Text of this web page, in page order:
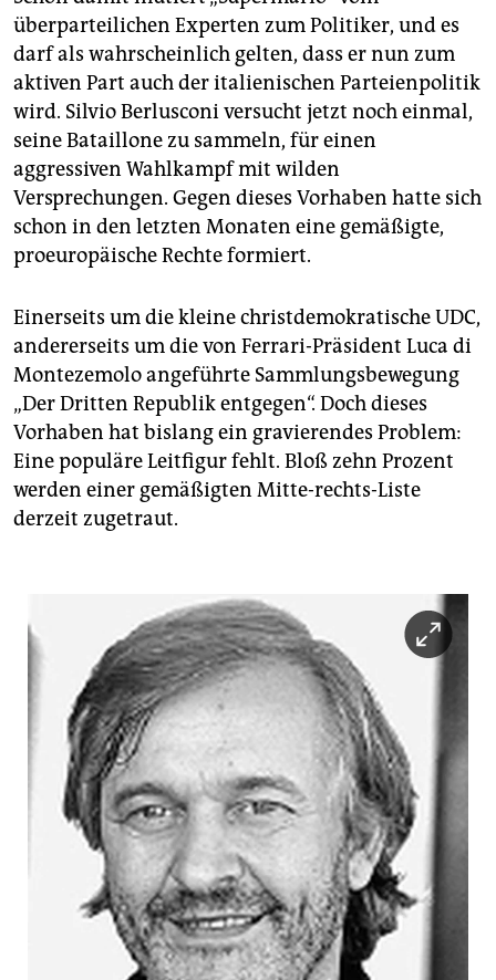
überparteilichen Experten zum Politiker, und es
darf als wahrscheinlich gelten, dass er nun zum
aktiven Part auch der italienischen Parteienpolitik
wird. Silvio Berlusconi versucht jetzt noch einmal,
seine Bataillone zu sammeln, für einen
aggressiven Wahlkampf mit wilden
Versprechungen. Gegen dieses Vorhaben hatte sich
schon in den letzten Monaten eine gemäßigte,
proeuropäische Rechte formiert.
Einerseits um die kleine christdemokratische UDC,
andererseits um die von Ferrari-Präsident Luca di
Montezemolo angeführte Sammlungsbewegung
„Der Dritten Republik entgegen“. Doch dieses
Vorhaben hat bislang ein gravierendes Problem:
Eine populäre Leitfigur fehlt. Bloß zehn Prozent
werden einer gemäßigten Mitte-rechts-Liste
derzeit zugetraut.